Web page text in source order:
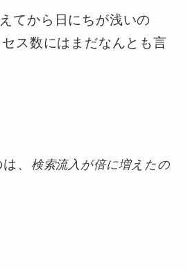
てから日にちが浅いの
ス数にはまだなんとも言
、 検索流入が倍に増えたの